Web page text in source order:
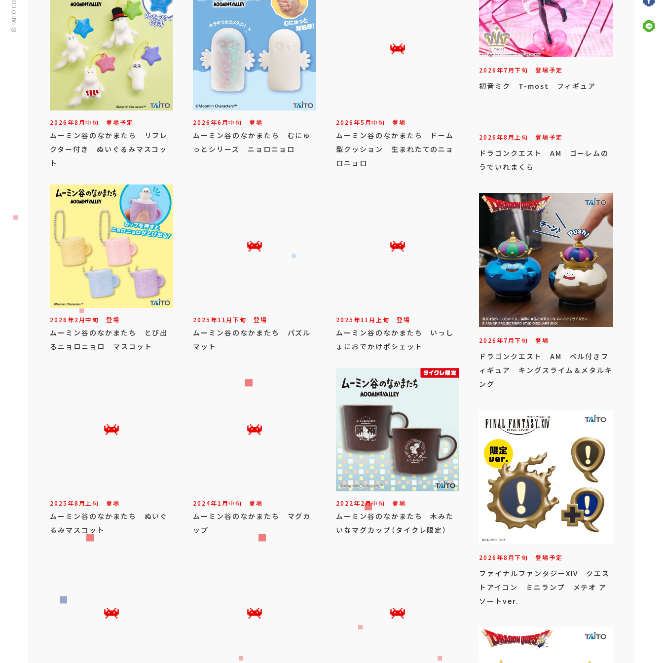
2026年8月中旬 登場予定
ムーミン谷のなかまたち リフレ
クター付き ぬいぐるみマスコッ
ト
2026年6月中旬 登場
ムーミン谷のなかまたち むにゅ
っとシリーズ ニョロニョロ
2026年5月中旬 登場
ムーミン谷のなかまたち ドーム
型クッション 生まれたてのニョ
ロニョロ
2026年2月中旬 登場
ムーミン谷のなかまたち とび出
るニョロニョロ マスコット
2025年11月下旬 登場
ムーミン谷のなかまたち パズル
マット
2025年11月上旬 登場
ムーミン谷のなかまたち いっし
ょにおでかけポシェット
2025年8月上旬 登場
ムーミン谷のなかまたち ぬいぐ
るみマスコット
2024年1月中旬 登場
ムーミン谷のなかまたち マグカ
ップ
2022年2月中旬 登場
ムーミン谷のなかまたち 木みた
いなマグカップ（タイクレ限定）
2026年7月下旬 登場予定
初音ミク T-most フィギュア
2026年8月上旬 登場予定
ドラゴンクエスト AM ゴーレムの
うでいれまくら
2026年7月下旬 登場
ドラゴンクエスト AM ベル付きフ
ィギュア キングスライム＆メタルキ
ング
2026年8月下旬 登場予定
ファイナルファンタジーXIV クエス
トアイコン ミニランプ メテオ ア
ソートver.